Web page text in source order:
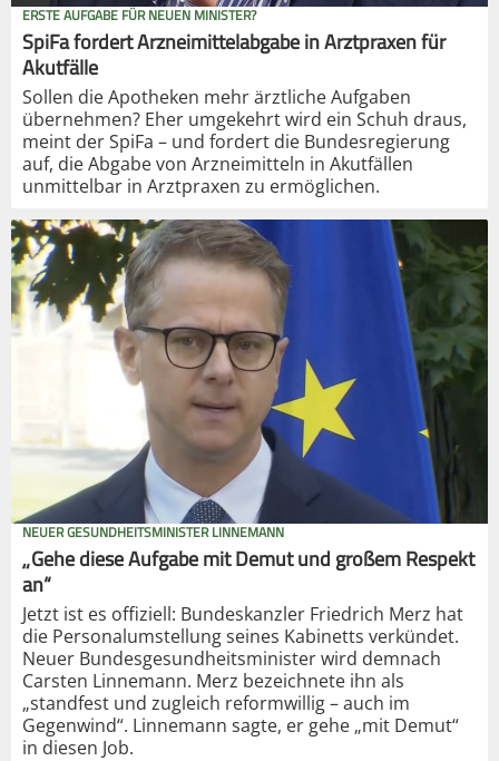
ERSTE AUFGABE FÜR NEUEN MINISTER?
SpiFa fordert Arzneimittelabgabe in Arztpraxen für
Akutfälle
Sollen die Apotheken mehr ärztliche Aufgaben
übernehmen? Eher umgekehrt wird ein Schuh draus,
meint der SpiFa – und fordert die Bundesregierung
auf, die Abgabe von Arzneimitteln in Akutfällen
unmittelbar in Arztpraxen zu ermöglichen.
NEUER GESUNDHEITSMINISTER LINNEMANN
„Gehe diese Aufgabe mit Demut und großem Respekt
an“
Jetzt ist es offiziell: Bundeskanzler Friedrich Merz hat
die Personalumstellung seines Kabinetts verkündet.
Neuer Bundesgesundheitsminister wird demnach
Carsten Linnemann. Merz bezeichnete ihn als
„standfest und zugleich reformwillig – auch im
Gegenwind“. Linnemann sagte, er gehe „mit Demut“
in diesen Job.